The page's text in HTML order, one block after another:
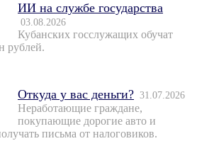
ИИ на службе государства
03.08.2026
Кубанских госслужащих обучат
рублей.
Откуда у вас деньги? 31.07.2026
Неработающие граждане,
покупающие дорогие авто и
письма от налоговиков.